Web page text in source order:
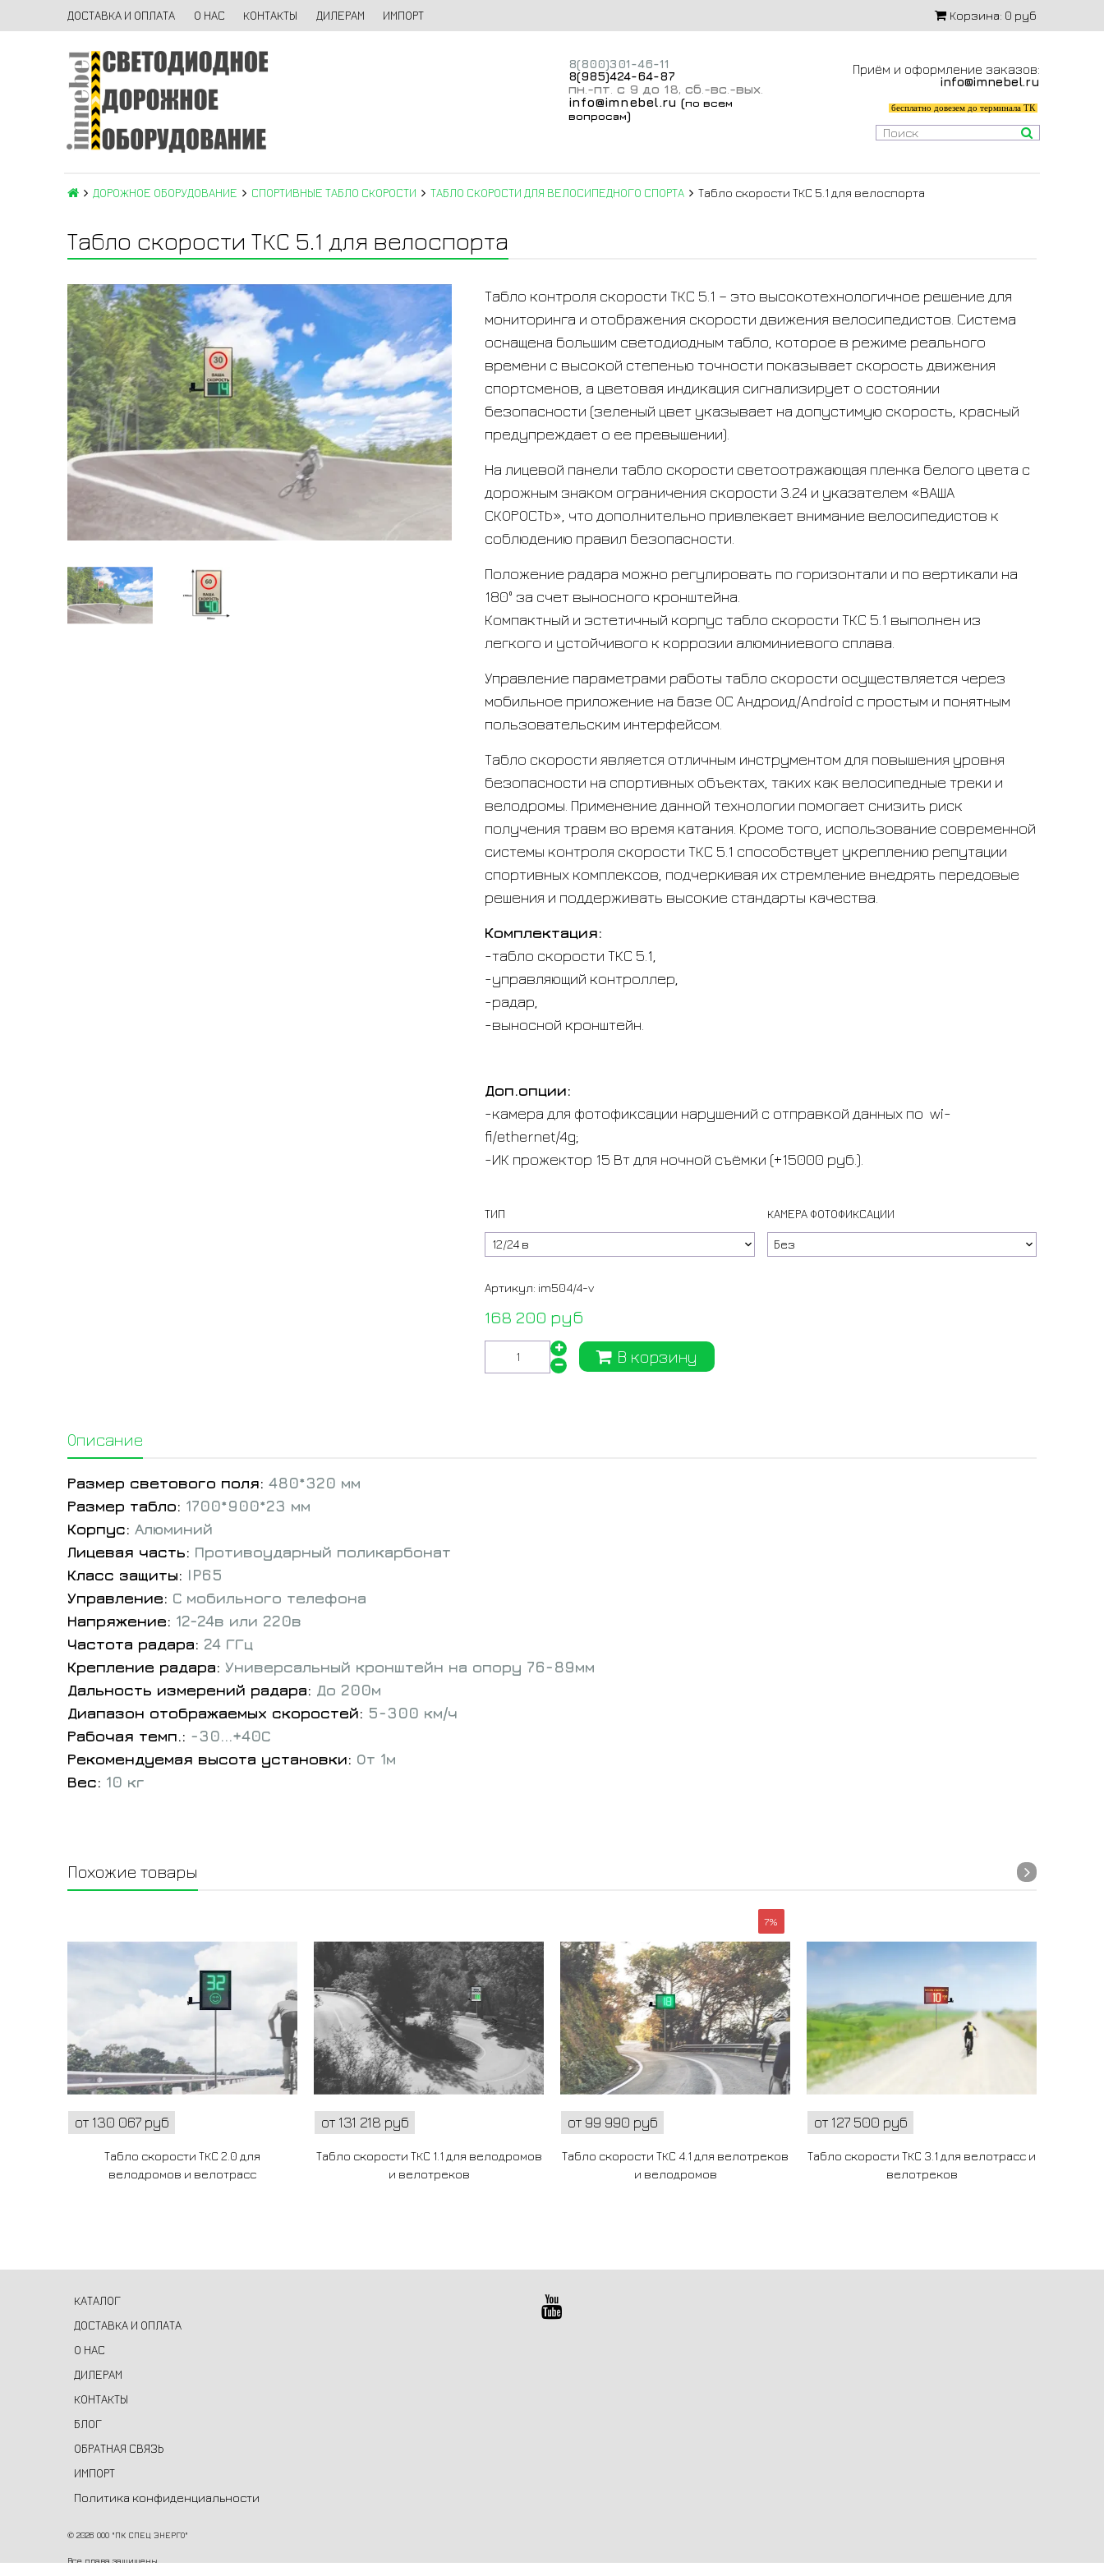
ДОСТАВКА И ОПЛАТА О НАС КОНТАКТЫ ДИЛЕРАМ ИМПОРТ Корзина: 0 руб
8(800)301-46-11
8(985)424-64-87
пн -пт с 9 до 18, сб -вс -вых
info@imnebel.ru (по всем
вопросам)
Приём и оформление заказов:
info@imnebel.ru
бесплатно довезем до терминала ТК
ДОРОЖНОЕ ОБОРУДОВАНИЕ СПОРТИВНЫЕ ТАБЛО СКОРОСТИ ТАБЛО СКОРОСТИ ДЛЯ ВЕЛОСИПЕДНОГО СПОРТА Табло скорости ТКС 5.1 для велоспорта
Табло скорости ТКС 5.1 для велоспорта
Табло контроля скорости ТКС 5.1 – это высокотехнологичное решение для
мониторинга и отображения скорости движения велосипедистов. Система
оснащена большим светодиодным табло, которое в режиме реального
времени с высокой степенью точности показывает скорость движения
спортсменов, а цветовая индикация сигнализирует о состоянии
безопасности (зеленый цвет указывает на допустимую скорость, красный
предупреждает о ее превышении).
На лицевой панели табло скорости светоотражающая пленка белого цвета с
дорожным знаком ограничения скорости 3.24 и указателем «ВАША
СКОРОСТЬ», что дополнительно привлекает внимание велосипедистов к
соблюдению правил безопасности.
Положение радара можно регулировать по горизонтали и по вертикали на
180° за счет выносного кронштейна.
Компактный и эстетичный корпус табло скорости ТКС 5.1 выполнен из
легкого и устойчивого к коррозии алюминиевого сплава.
Управление параметрами работы табло скорости осуществляется через
мобильное приложение на базе ОС Андроид/Android с простым и понятным
пользовательским интерфейсом.
Табло скорости является отличным инструментом для повышения уровня
безопасности на спортивных объектах, таких как велосипедные треки и
велодромы. Применение данной технологии помогает снизить риск
получения травм во время катания. Кроме того, использование современной
системы контроля скорости ТКС 5.1 способствует укреплению репутации
спортивных комплексов, подчеркивая их стремление внедрять передовые
решения и поддерживать высокие стандарты качества.
Комплектация:
-табло скорости ТКС 5.1,
-управляющий контроллер,
-радар,
-выносной кронштейн.
Доп.опции:
-камера для фотофиксации нарушений с отправкой данных по wi-
fi/ethernet/4g;
-ИК прожектор 15 Вт для ночной съёмки (+15000 руб.).
ТИП КАМЕРА ФОТОФИКСАЦИИ
Артикул: im504/4-v
168 200 руб
В корзину
Описание
Размер светового поля: 480*320 мм
Размер табло: 1700*900*23 мм
Корпус: Алюминий
Лицевая часть: Противоударный поликарбонат
Класс защиты: IP65
Управление: С мобильного телефона
Напряжение: 12-24в или 220в
Частота радара: 24 ГГц
Крепление радара: Универсальный кронштейн на опору 76-89мм
Дальность измерений радара: До 200м
Диапазон отображаемых скоростей: 5-300 км/ч
Рабочая темп.: -30...+40С
Рекомендуемая высота установки: От 1м
Вес: 10 кг
Похожие товары
от 130 067 руб
Табло скорости ТКС 2.0 для
велодромов и велотрасс
от 131 218 руб
Табло скорости ТКС 1.1 для велодромов
и велотреков
7%
от 99 990 руб
Табло скорости ТКС 4.1 для велотреков
и велодромов
от 127 500 руб
Табло скорости ТКС 3.1 для велотрасс и
велотреков
КАТАЛОГ
ДОСТАВКА И ОПЛАТА
О НАС
ДИЛЕРАМ
КОНТАКТЫ
БЛОГ
ОБРАТНАЯ СВЯЗЬ
ИМПОРТ
Политика конфиденциальности
© 2026 ООО "ПК СПЕЦ ЭНЕРГО"
Все права защищены.